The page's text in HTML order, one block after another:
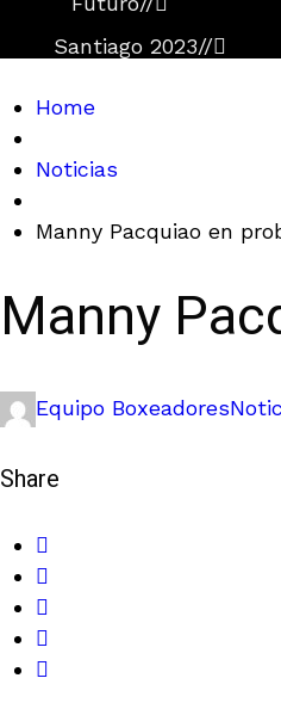
Santiago 2023//
Home
Noticias
Manny Pacquiao en
Manny
Equipo Boxeadores
Share